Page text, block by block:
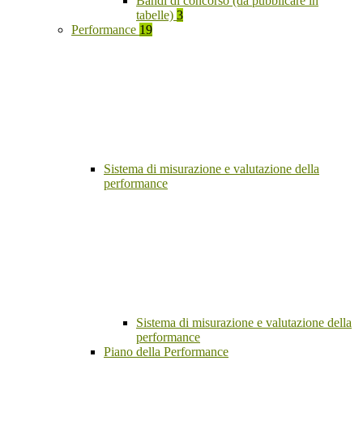
tabelle) 3
Performance 19
Sistema di misurazione e valutazione della
performance
Sistema di misurazione e valutazione della
performance
Piano della Performance